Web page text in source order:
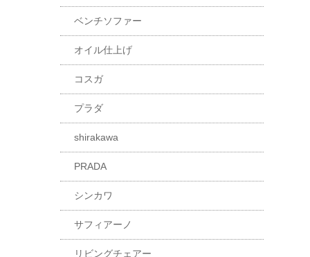
ベンチソファー
オイル仕上げ
コスガ
プラダ
shirakawa
PRADA
シンカワ
サフィアーノ
リビングチェアー